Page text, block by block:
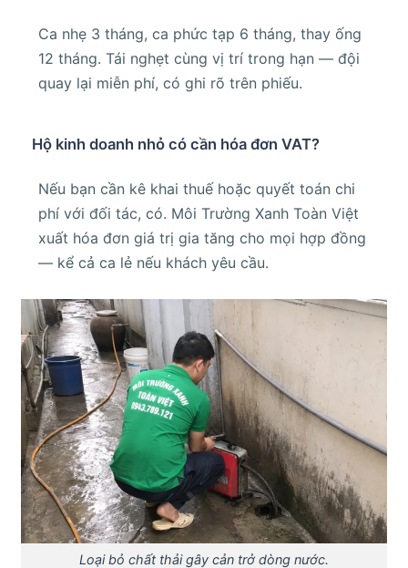
Ca nhẹ 3 tháng, ca phức tạp 6 tháng, thay ống
12 tháng. Tái nghẹt cùng vị trí trong hạn — đội
quay lại miễn phí, có ghi rõ trên phiếu.
Hộ kinh doanh nhỏ có cần hóa đơn VAT?
Nếu bạn cần kê khai thuế hoặc quyết toán chi
phí với đối tác, có. Môi Trường Xanh Toàn Việt
xuất hóa đơn giá trị gia tăng cho mọi hợp đồng
— kể cả ca lẻ nếu khách yêu cầu.
Loại bỏ chất thải gây cản trở dòng nước.